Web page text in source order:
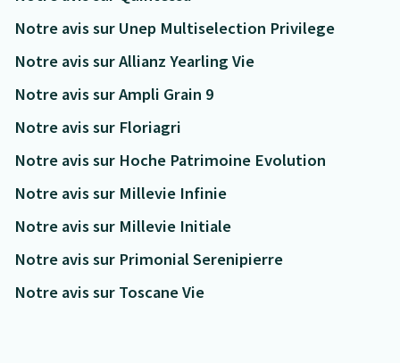
Notre avis sur Unep Multiselection Privilege
Notre avis sur Allianz Yearling Vie
Notre avis sur Ampli Grain 9
Notre avis sur Floriagri
Notre avis sur Hoche Patrimoine Evolution
Notre avis sur Millevie Infinie
Notre avis sur Millevie Initiale
Notre avis sur Primonial Serenipierre
Notre avis sur Toscane Vie